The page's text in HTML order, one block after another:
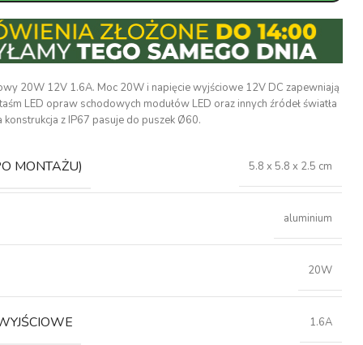
20W 12V 1.6A. Moc 20W i napięcie wyjściowe 12V DC zapewniają
LED opraw schodowych modułów LED oraz innych źródeł światła
konstrukcja z IP67 pasuje do puszek Ø60.
MONTAŻU) 5.8 x 5.8 x 2.5 cm
aluminium
20W
1.6A